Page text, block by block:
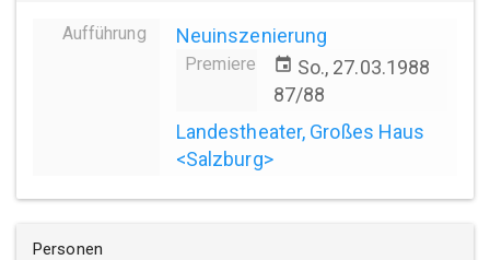
Aufführung Neuinszenierung
Premiere event So., 27.03.1988
87/88
Landestheater, Großes Haus
<Salzburg>
Personen